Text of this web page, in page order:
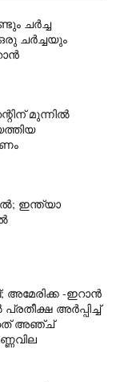
ചര്‍ച്ച
ചര്‍ച്ചയും
മുന്നിൽ
ഇന്ത്യാ
അമേരിക്ക -ഇറാന്‍
അര്‍പ്പിച്ച്
അഞ്ച്